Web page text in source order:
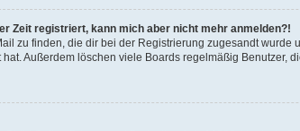
Zeit registriert, kann mich aber nicht mehr anmelden?!
zu finden, die dir bei der Registrierung zugesandt
Außerdem löschen viele Boards regelmäßig